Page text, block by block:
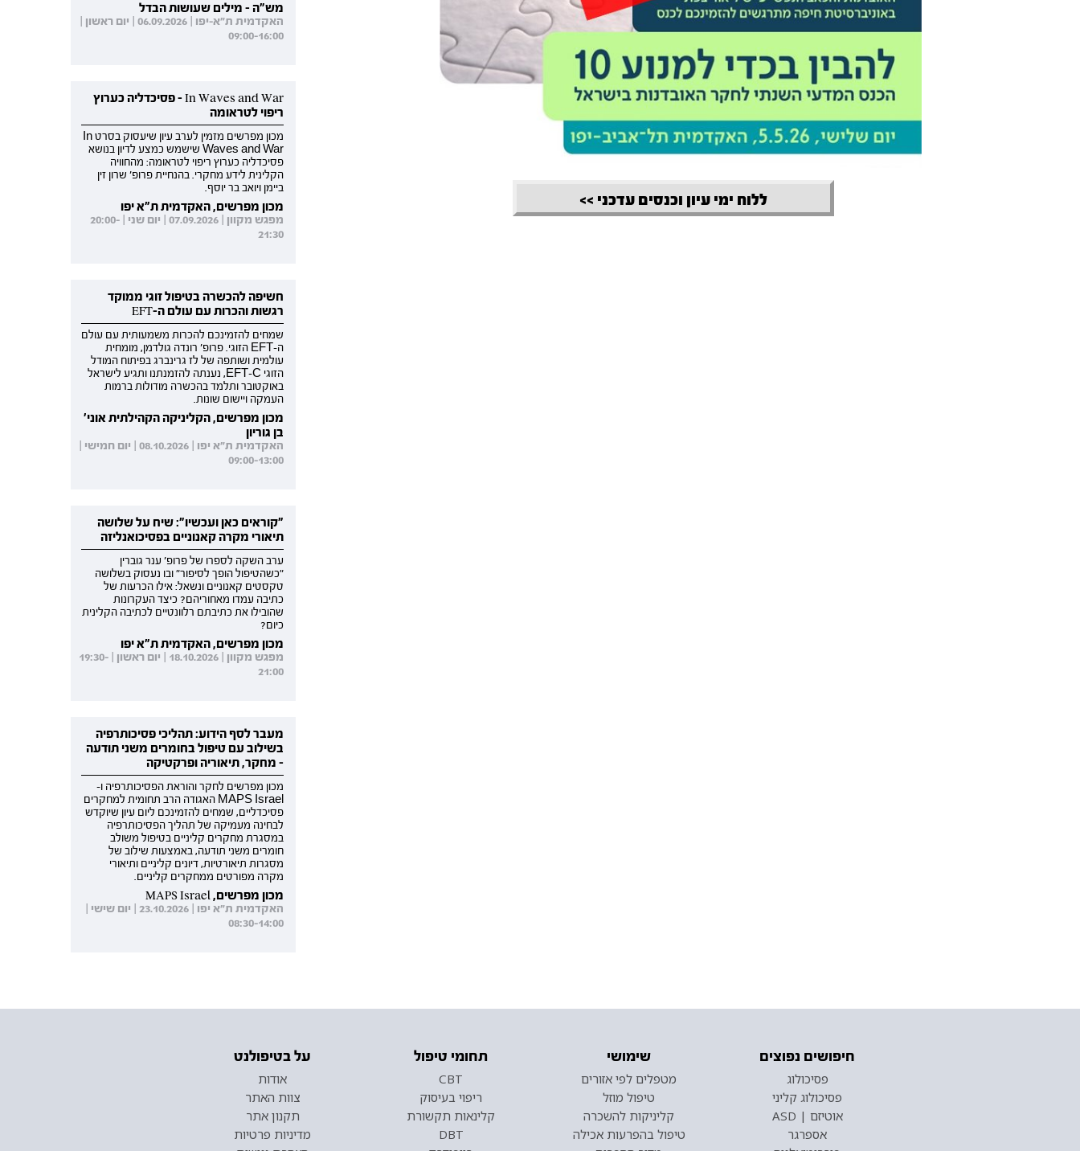
ללוח ימי עיון וכנסים עדכני >>
מש"ה - מילים שעושות הבדל
האקדמית ת"א-יפו | 06.09.2026 | יום ראשון |
09:00-16:00
In Waves and War - פסיכדליה כערוץ
ריפוי לטראומה
מכון מפרשים מזמין לערב עיון שיעסוק בסרט In
Waves and War שישמש כמצע לדיון בנושא
פסיכדליה כערוץ ריפוי לטראומה: מהחוויה
הקלינית לידע מחקרי. בהנחיית פרופ' שרון זין
ביימן ויואב בר יוסף.
מכון מפרשים, האקדמית ת"א יפו
מפגש מקוון | 07.09.2026 | יום שני | 20:00-
21:30
חשיפה להכשרה בטיפול זוגי ממוקד
רגשות והכרות עם עולם ה-EFT
שמחים להזמינכם להכרות משמעותית עם עולם
ה-EFT הזוגי. פרופ' רונדה גולדמן, מומחית
עולמית ושותפה של לז גרינברג בפיתוח המודל
הזוגי EFT-C, נענתה להזמנתנו ותגיע לישראל
באוקטובר ותלמד בהכשרה מודולות ברמות
העמקה ויישום שונות.
מכון מפרשים, הקליניקה הקהילתית אוני'
בן גוריון
האקדמית ת"א יפו | 08.10.2026 | יום חמישי |
09:00-13:00
"קוראים כאן ועכשיו": שיח על שלושה
תיאורי מקרה קאנוניים בפסיכואנליזה
ערב השקה לספרו של פרופ' ענר גוברין
"כשהטיפול הופך לסיפור" ובו נעסוק בשלושה
טקסטים קאנוניים ונשאל: אילו הכרעות של
כתיבה עמדו מאחוריהם? כיצד העקרונות
שהובילו את כתיבתם רלוונטיים לכתיבה הקלינית
כיום?
מכון מפרשים, האקדמית ת"א יפו
מפגש מקוון | 18.10.2026 | יום ראשון | 19:30-
21:00
מעבר לסף הידוע: תהליכי פסיכותרפיה
בשילוב עם טיפול בחומרים משני תודעה
- מחקר, תיאוריה ופרקטיקה
מכון מפרשים לחקר והוראת הפסיכותרפיה ו-
MAPS Israel האגודה הרב תחומית למחקרים
פסיכדליים, שמחים להזמינכם ליום עיון שיוקדש
לבחינה מעמיקה של תהליך הפסיכותרפיה
במסגרת מחקרים קליניים בטיפול משולב
חומרים משני תודעה, באמצעות שילוב של
מסגרות תיאורטיות, דיונים קליניים ותיאורי
מקרה מפורטים ממחקרים קליניים.
מכון מפרשים, MAPS Israel
האקדמית ת"א יפו | 23.10.2026 | יום שישי |
08:30-14:00
חיפושים נפוצים
פסיכולוג
פסיכולוג קליני
אוטיזם | ASD
אספרגר
שימושי
מטפלים לפי אזורים
טיפול מוזל
קליניקות להשכרה
טיפול בהפרעות אכילה
תחומי טיפול
CBT
ריפוי בעיסוק
קלינאות תקשורת
DBT
על בטיפולנט
אודות
צוות האתר
תקנון אתר
מדיניות פרטיות